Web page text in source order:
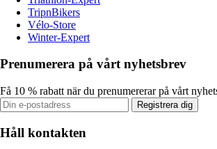
TripnBikers
Vélo-Store
Winter-Expert
Prenumerera på vårt nyhetsbrev
Få 10 % rabatt när du prenumererar på vårt
Registrera dig
Håll kontakten